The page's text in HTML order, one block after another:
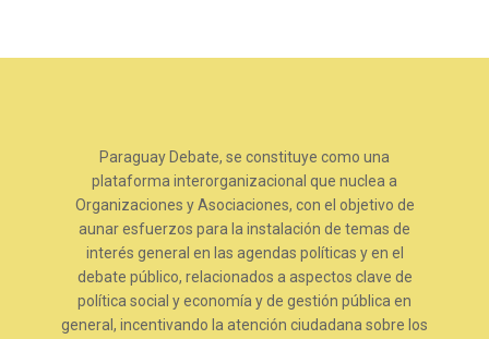
Paraguay Debate, se constituye como una
plataforma interorganizacional que nuclea a
Organizaciones y Asociaciones, con el objetivo de
aunar esfuerzos para la instalación de temas de
interés general en las agendas políticas y en el
debate público, relacionados a aspectos clave de
política social y economía y de gestión pública en
general, incentivando la atención ciudadana sobre los